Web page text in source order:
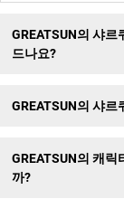
GREATSUN의 샤
드나요?
GREATSUN의 샤
GREATSUN의 캐릭
까?